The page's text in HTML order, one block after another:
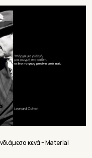
κενά – Material